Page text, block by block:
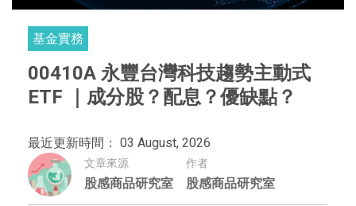
基金實務
00410A 永豐台灣科技趨勢主動式
ETF ｜成分股？配息？優缺點？
最近更新時間： 03 August, 2026
文章來源
股感商品研究室
作者
股感商品研究室